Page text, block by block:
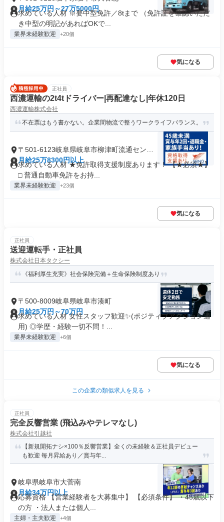
月給25万円～27万5000円
求めている人材 ※要中型免許／8tまで （免許証を確認いただ
き中型の明記があればOKで...
業界未経験歓迎 +20個
気になる
正社員
西濃運輸の2t4tドライバー|再配達なし|年休120日
西濃運輸株式会社
不在票はもう書かない。企業間物流で整うワークライフバランス。
〒501-6123岐阜県岐阜市柳津町流通センタ
ー
月給25万8300円以上
求めている人材 ★免許取得支援制度あります！ 【★必須★】
□ 普通自動車免許をお持...
業界未経験歓迎 +23個
気になる
正社員
送迎運転手・正社員
株式会社日本タクシー
《福利厚生充実》社会保険完備＋生命保険制度あり
〒500-8009岐阜県岐阜市湊町
月給25万円～70万円
求めている人材 女性スタッフ歓迎✨(ポジティブアクション適
用) ◎学歴・経験一切不問！...
業界未経験歓迎 +6個
気になる
この企業の類似求人を見る
正社員
完全反響営業 (飛込みやテレマなし)
株式会社引越社
【新規開拓ナシ×100％反響営業】全くの未経験＆正社員デビュー
も歓迎 毎月昇給あり／賞与年...
岐阜県岐阜市大菅南
月給34万円以上
応募資格 【営業経験者を大募集中】 【必須条件】 ・45歳以下
の方 ・法人または個人...
主婦・主夫歓迎 +4個